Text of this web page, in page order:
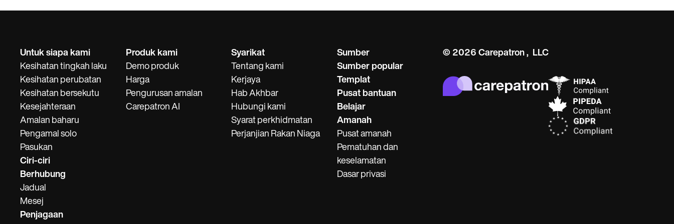
Untuk siapa kami
Kesihatan tingkah laku
Kesihatan perubatan
Kesihatan bersekutu
Kesejahteraan
Amalan baharu
Pengamal solo
Pasukan
Ciri-ciri
Berhubung
Jadual
Mesej
Penjagaan
Produk kami
Demo produk
Harga
Pengurusan amalan
Carepatron AI
Syarikat
Tentang kami
Kerjaya
Hab Akhbar
Hubungi kami
Syarat perkhidmatan
Perjanjian Rakan Niaga
Sumber
Sumber popular
Templat
Pusat bantuan
Belajar
Amanah
Pusat amanah
Pematuhan dan
keselamatan
Dasar privasi
© 2026 Carepatron, LLC